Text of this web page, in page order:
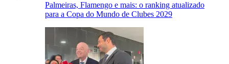
Palmeiras, Flamengo e mais: o ranking atualizado
para a Copa do Mundo de Clubes 2029